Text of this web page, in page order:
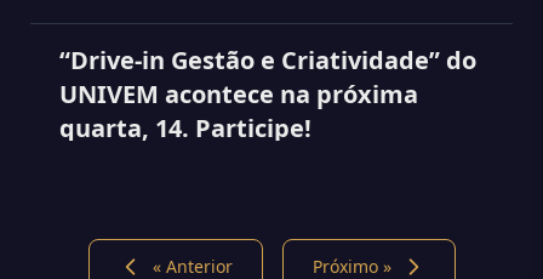
“Drive-in Gestão e Criatividade” do
UNIVEM acontece na próxima
quarta, 14. Participe!
« Anterior Próximo »